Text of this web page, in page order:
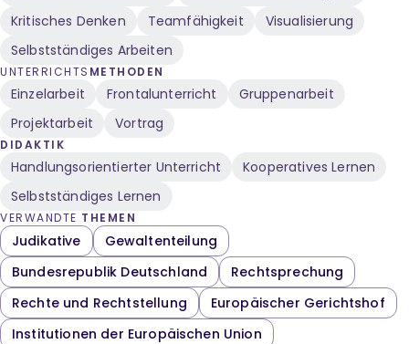
Urteil, Quellen
Kritisches Denken
Teamfähigkeit
Visualisierung
Selbstständiges Arbeiten
UNTERRICHTS METHODEN
Einzelarbeit Frontalunterricht
Gruppenarbeit
Projektarbeit
Vortrag
DIDAKTIK
Handlungsorientierter Unterricht
Kooperatives Lernen
Selbstständiges Lernen
VERWANDTE THEMEN
Judikative
Gewaltenteilung
Bundesrepublik Deutschland
Rechtsprechung
Rechte und Rechtstellung
Europäischer Gerichtshof
Institutionen der Europäischen Union